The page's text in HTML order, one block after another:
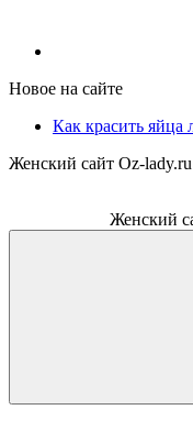
Новое на сайте
Как красить яйца
Женский сайт Oz-
Женский